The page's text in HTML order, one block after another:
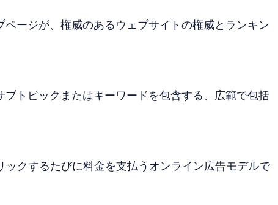
ージが、権威のあるウェブサイトの権威とランキン
トピックまたはキーワードを包含する、広範で包括
ックするたびに料金を支払うオンライン広告モデルで